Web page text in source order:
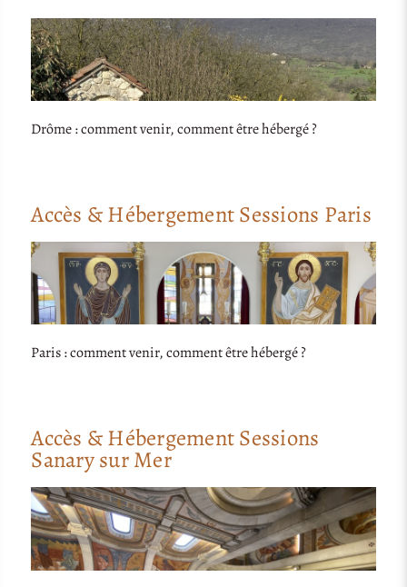
Drôme : comment venir, comment être hébergé ?
Accès & Hébergement Sessions Paris
Paris : comment venir, comment être hébergé ?
Accès & Hébergement Sessions
Sanary sur Mer